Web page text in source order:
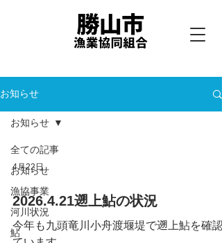
お知らせ
全ての記事
お知らせ
漁協事業
河川状況
鮎
お知らせ
4月22日
2026.4.21遡上鮎の状況
今年も九頭竜川小舟渡堰堤で遡上鮎を確認